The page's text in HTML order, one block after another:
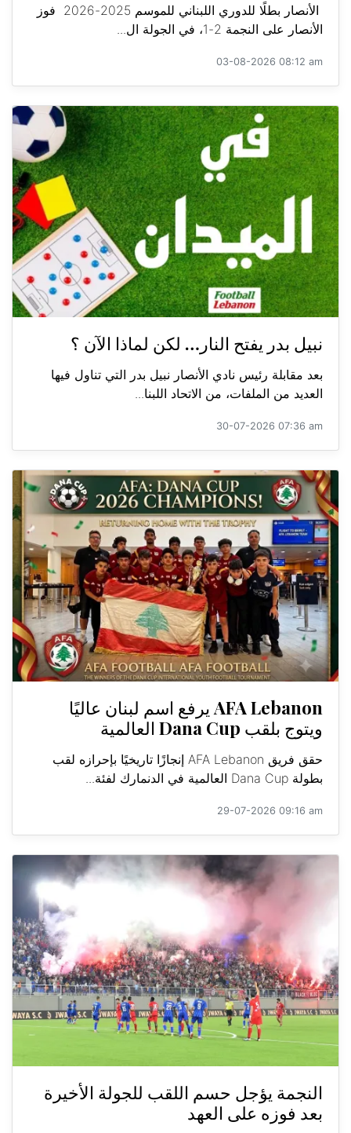
الأنصار بطلًا للدوري اللبناني للموسم 2025-2026 فوز
الأنصار على النجمة 2-1، في الجولة ال...
03-08-2026 08:12 am
نبيل بدر يفتح النار… لكن لماذا الآن ؟
بعد مقابلة رئيس نادي الأنصار نبيل بدر التي تناول فيها
العديد من الملفات، من الاتحاد اللبنا...
30-07-2026 07:36 am
AFA Lebanon يرفع اسم لبنان عاليًا
ويتوج بلقب Dana Cup العالمية
حقق فريق AFA Lebanon إنجازًا تاريخيًا بإحرازه لقب
بطولة Dana Cup العالمية في الدنمارك لفئة...
29-07-2026 09:16 am
النجمة يؤجل حسم اللقب للجولة الأخيرة
بعد فوزه على العهد